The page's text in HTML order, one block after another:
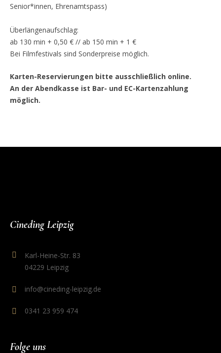
Senior*innen, Ehrenamtspass)
Überlängenaufschlag:
ab 130 min + 0,50 € // ab 150 min + 1 €
Bei Filmfestivals sind Sonderpreise möglich.
Karten-Reservierungen bitte ausschließlich online.
An der Abendkasse ist Bar- und EC-Kartenzahlung
möglich.
Cineding Leipzig
Karl-Heine-Str. 83
04229 Leipzig
info@cineding-leipzig.de
0341 23 959 474
Folge uns